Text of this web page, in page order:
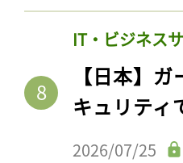
IT・ビジネス
【日本】
キュリティ
2026/07/25